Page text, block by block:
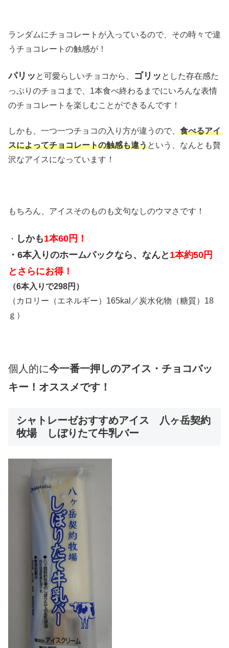
ランダムにチョコレートが入っているので、その時々で違
うチョコレートの触感が！
パリッ と可愛らしいチョコから、 ゴリッ とした存在感た
っぷりのチョコまで、1本食べ終わるまでにいろんな表情
のチョコレートを楽しむことができるんです！
しかも、一つ一つチョコの入り方が違うので、 食べるアイ
スによってチョコレートの触感も違うという、なんとも贅
沢なアイスになっています！
もちろん、アイスそのものも文句なしのウマさです！
・ しかも1本60円！
・6本入りのホームパックなら、なんと 1本約50円
とさらにお得！
（6本入りで298円）
（カロリー（エネルギー）165kal／炭水化物（糖質）18
ｇ）
個人的に今一番一押しのアイス・チョコバッ
キー！オススメです！
シャトレーゼおすすめアイス 八ヶ岳契約
牧場 しぼりたて牛乳バー